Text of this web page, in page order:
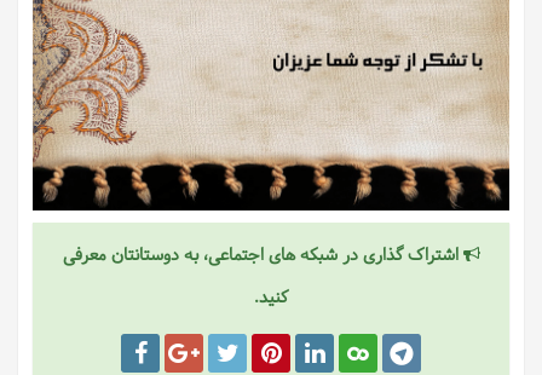
اشتراک گذاری در شبکه های اجتماعی، به دوستانتان معرفی
کنید.